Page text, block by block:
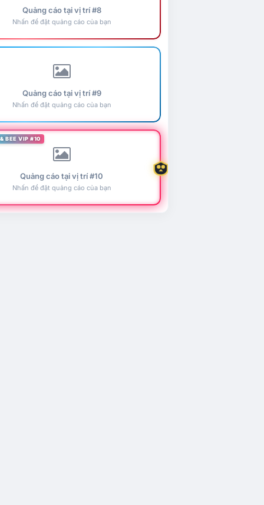
Quảng cáo tại vị trí #8
Nhấn để đặt quảng cáo của bạn
Quảng cáo tại vị trí #9
Nhấn để đặt quảng cáo của bạn
BEE VIP #10
Quảng cáo tại vị trí #10
Nhấn để đặt quảng cáo của bạn